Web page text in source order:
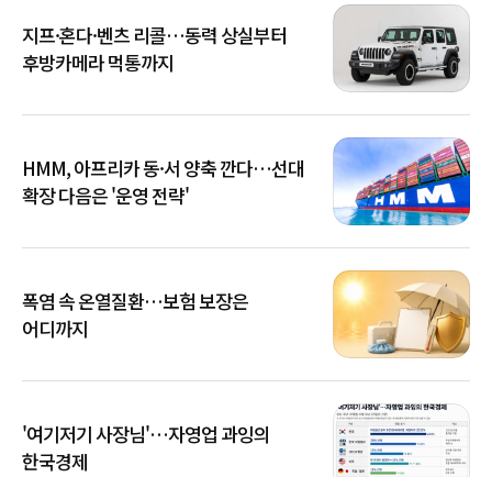
지프·혼다·벤츠 리콜…동력 상실부터
후방카메라 먹통까지
HMM, 아프리카 동·서 양축 깐다…선대
확장 다음은 '운영 전략'
폭염 속 온열질환…보험 보장은
어디까지
'여기저기 사장님'…자영업 과잉의
한국경제